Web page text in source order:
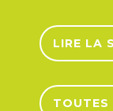
LIRE LA
TOUTES